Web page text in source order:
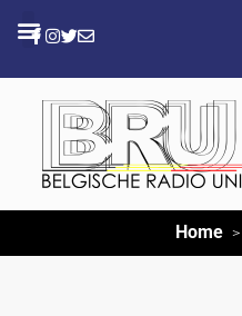
Home